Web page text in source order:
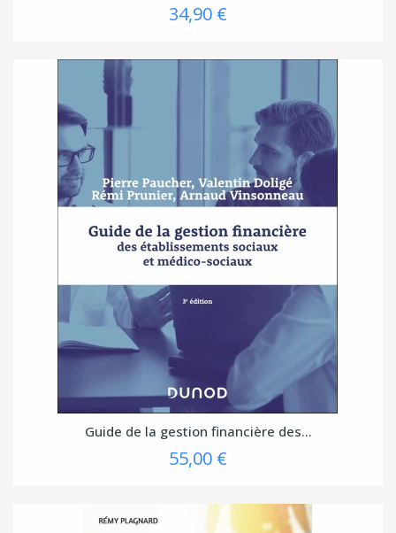
34,90 €
Guide de la gestion financière des...
55,00 €